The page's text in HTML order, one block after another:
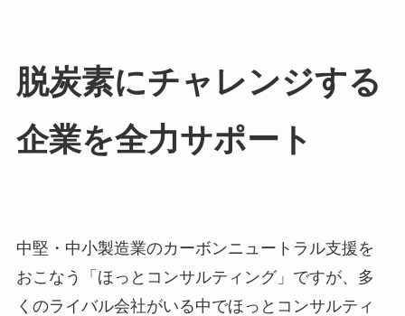
脱炭素にチャレンジする
企業を全力サポート
中堅・中小製造業のカーボンニュートラル支援を
おこなう「ほっとコンサルティング」ですが、多
くのライバル会社がいる中でほっとコンサルティ